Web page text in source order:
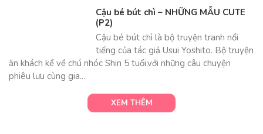
2. Những điều nên biết khi mua gấu
Nên chọn em gấu Shin cậu bé bút chì
không bị rách
hoặc có đường chỉ may không chắc chắn.
Chọn màu sắc và kiểu dáng phù hợp với bé yêu.
Chọn thần thái trên khuôn mặtcậu bé Shin bút chì
Cậu bé bút chì – NHỮNG MẪU CUTE
(P2)
Cậu bé bút chì là bộ truyện tranh nổi
tiếng của tác giả Usui Yoshito. Bộ truyện
ăn khách kể về chú nhóc Shin 5 tuổi,với những câu chuyện
phiêu lưu cùng gia...
XEM THÊM